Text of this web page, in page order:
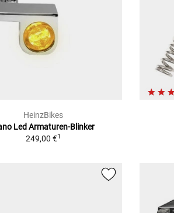
HeinzBikes
Led Armaturen-Blinker
249,00 €1